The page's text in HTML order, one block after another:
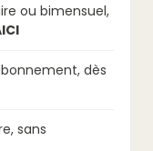
ou bimensuel,
dès
sans